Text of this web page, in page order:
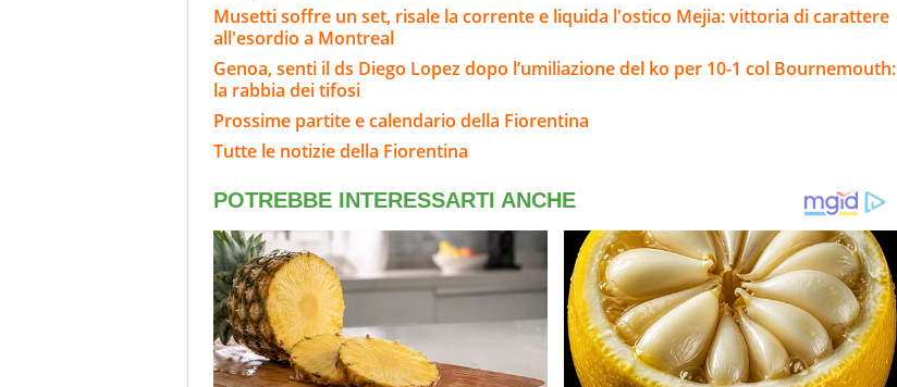
Musetti soffre un set, risale la corrente e liquida l'ostico Mejia: vittoria di carattere
all'esordio a Montreal
Genoa, senti il ds Diego Lopez dopo l’umiliazione del ko per 10-1 col Bournemouth:
la rabbia dei tifosi
Prossime partite e calendario della Fiorentina
Tutte le notizie della Fiorentina